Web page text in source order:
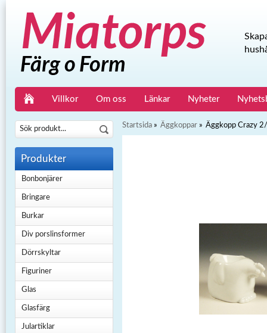
Villkor Om oss Länkar Nyheter
Produkter
Bonbonjärer
Bringare
Burkar
Div porslinsformer
Dörrskyltar
Figuriner
Glas
Glasfärg
Julartiklar
Startsida » Äggkoppar » Äggkopp Crazy